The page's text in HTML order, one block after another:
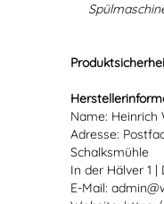
Name: Heinrich
Adresse:
Schalksmühle
In der Hälver 1
E-Mail: